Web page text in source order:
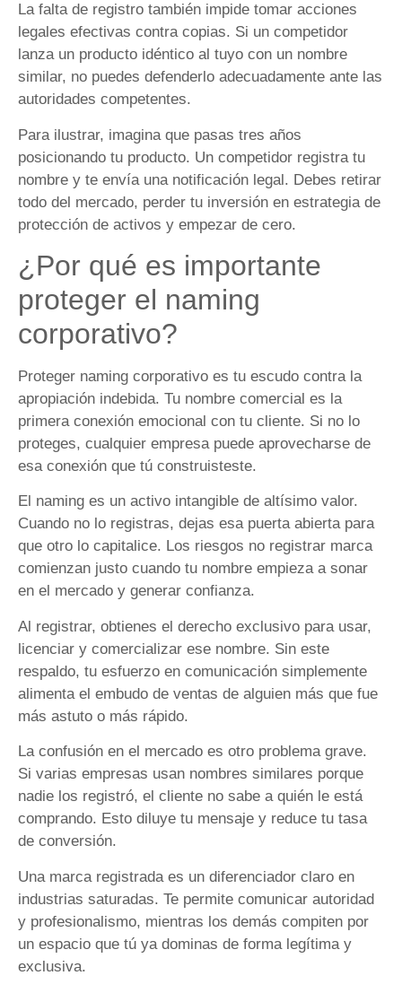
La falta de registro también impide tomar acciones
legales efectivas contra copias. Si un competidor
lanza un producto idéntico al tuyo con un nombre
similar, no puedes defenderlo adecuadamente ante las
autoridades competentes.
Para ilustrar, imagina que pasas tres años
posicionando tu producto. Un competidor registra tu
nombre y te envía una notificación legal. Debes retirar
todo del mercado, perder tu inversión en estrategia de
protección de activos y empezar de cero.
¿Por qué es importante
proteger el naming
corporativo?
Proteger naming corporativo es tu escudo contra la
apropiación indebida. Tu nombre comercial es la
primera conexión emocional con tu cliente. Si no lo
proteges, cualquier empresa puede aprovecharse de
esa conexión que tú construisteste.
El naming es un activo intangible de altísimo valor.
Cuando no lo registras, dejas esa puerta abierta para
que otro lo capitalice. Los riesgos no registrar marca
comienzan justo cuando tu nombre empieza a sonar
en el mercado y generar confianza.
Al registrar, obtienes el derecho exclusivo para usar,
licenciar y comercializar ese nombre. Sin este
respaldo, tu esfuerzo en comunicación simplemente
alimenta el embudo de ventas de alguien más que fue
más astuto o más rápido.
La confusión en el mercado es otro problema grave.
Si varias empresas usan nombres similares porque
nadie los registró, el cliente no sabe a quién le está
comprando. Esto diluye tu mensaje y reduce tu tasa
de conversión.
Una marca registrada es un diferenciador claro en
industrias saturadas. Te permite comunicar autoridad
y profesionalismo, mientras los demás compiten por
un espacio que tú ya dominas de forma legítima y
exclusiva.